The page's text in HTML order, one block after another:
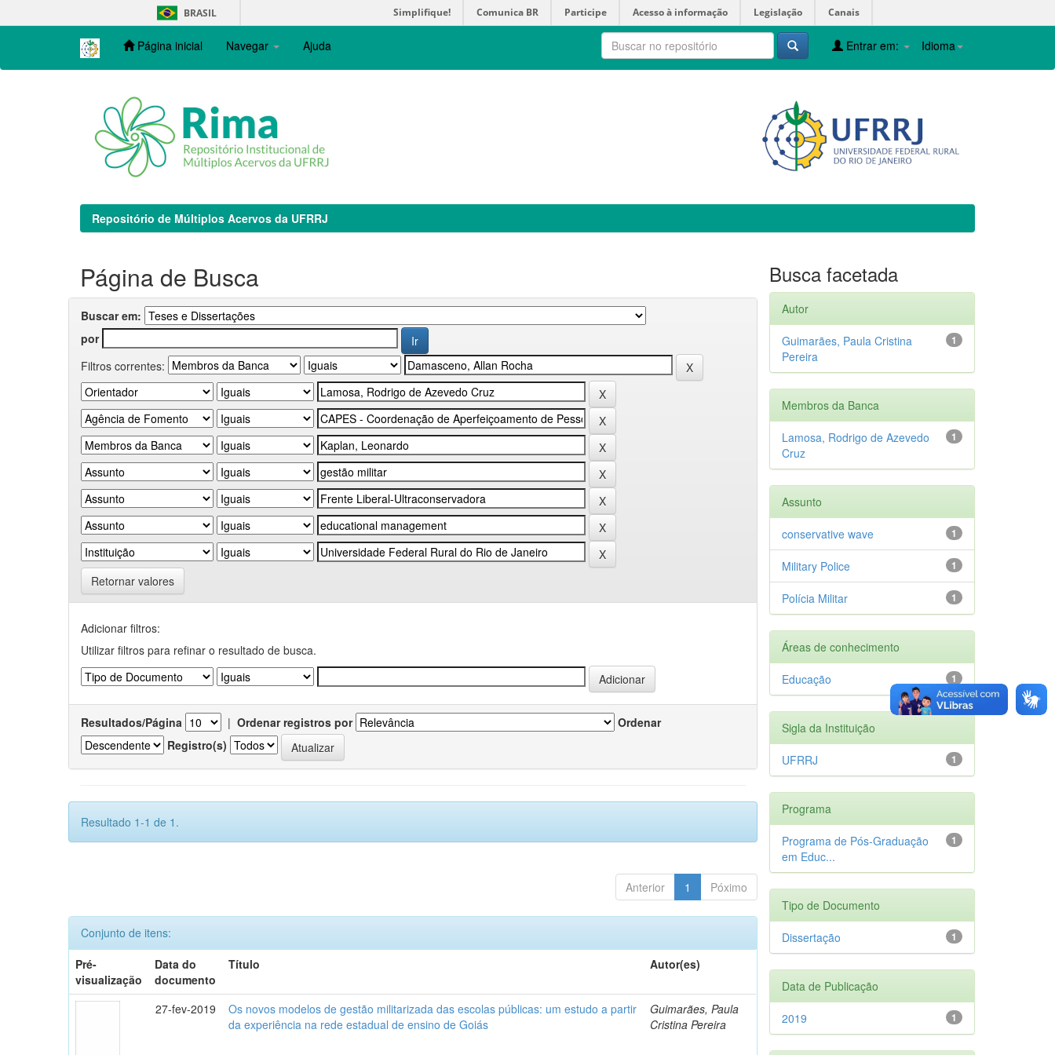
navigation
BRASIL Simplifique! Comunica BR Participe Acesso à informação Legislação Canais
Página inicial Navegar Ajuda Idioma
Entrar em:
Repositório de Múltiplos Acervos da UFRRJ
Página de Busca
Buscar em:
por
Filtros correntes:
Retornar valores
Adicionar filtros:
Utilizar filtros para refinar o resultado de busca.
Resultados/Página | Ordenar registros por
Ordenar
Registro(s)
Resultado 1-1 de 1.
Anterior 1 Póximo
Conjunto de itens:
Pré-
visualização
Data do
documento
Título Autor(es)
27-fev-2019
Os novos modelos de gestão militarizada das escolas públicas: um estudo a partir
da experiência na rede estadual de ensino de Goiás
Guimarães, Paula
Cristina Pereira
Busca facetada
Autor
1
Guimarães, Paula Cristina
Pereira
Membros da Banca
1
Lamosa, Rodrigo de Azevedo
Cruz
Assunto
1
conservative wave
1
Military Police
1
Polícia Militar
Áreas de conhecimento
1
Educação
Sigla da Instituição
1
UFRRJ
Programa
1
Programa de Pós-Graduação
em Educ...
Tipo de Documento
1
Dissertação
Data de Publicação
1
2019